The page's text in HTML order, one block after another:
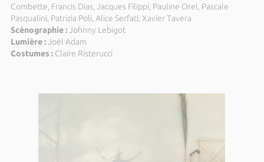
Combette, Francis Dias, Jacques Filippi, Pauline Orel, Pascale
Pasqualini, Patrizia Poli, Alice Serfati, Xavier Tavera
Scénographie :Johnny Lebigot
Lumière :Joël Adam
Costumes :Claire Risterucci